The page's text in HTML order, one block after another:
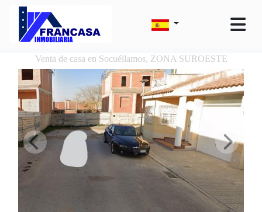
Venta de casa en Socuéllamos, ZONA SUROESTE